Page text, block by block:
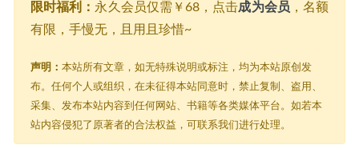
限时福利： 永久会员仅需￥68，点击成为会员 ，名额
有限，手慢无，且用且珍惜~
声明： 本站所有文章，如无特殊说明或标注，均为本站原创发
布。任何个人或组织，在未征得本站同意时，禁止复制、盗用、
采集、发布本站内容到任何网站、书籍等各类媒体平台。如若本
站内容侵犯了原著者的合法权益，可联系我们进行处理。